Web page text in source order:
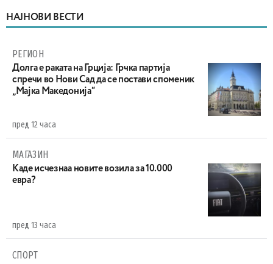
НАЈНОВИ ВЕСТИ
РЕГИОН
Долга е раката на Грција: Грчка партија
спречи во Нови Сад да се постави споменик
„Мајка Македонија“
пред 12 часа
МАГАЗИН
Каде исчезнаа новите возила за 10.000
евра?
пред 13 часа
СПОРТ